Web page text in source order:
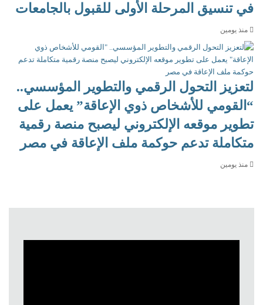
في تنسيق المرحلة الأولى للقبول بالجامعات
منذ يومين
لتعزيز التحول الرقمي والتطوير المؤسسي..
“القومي للأشخاص ذوي الإعاقة” يعمل على
تطوير موقعه الإلكتروني ليصبح منصة رقمية
متكاملة تدعم حوكمة ملف الإعاقة في مصر
منذ يومين